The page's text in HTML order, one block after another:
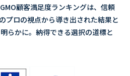
顧客満足度ランキングは、信頼
プロの視点から導き出された結果と
らかに。納得できる選択の道標と